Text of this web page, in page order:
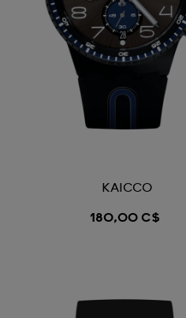
KAICCO
180,00 C$